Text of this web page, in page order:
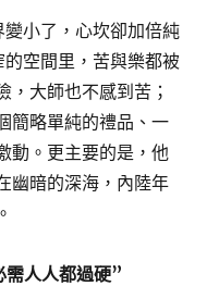
小了，心坎卻加倍純
空間里，苦與樂都被
，大師也不感到苦；
簡略單純的禮品、一
動。更主要的是，他
幽暗的深海，內陸年
需人人都過硬”